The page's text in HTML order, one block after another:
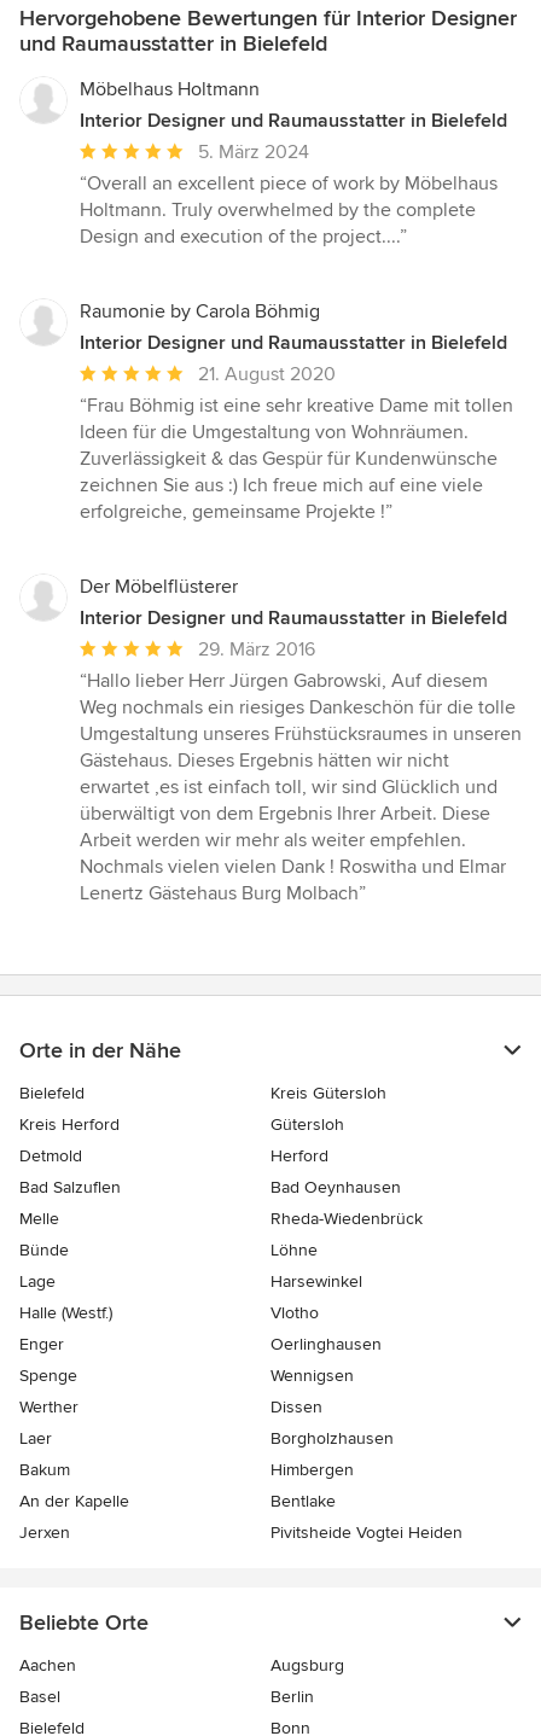
Hervorgehobene Bewertungen für Interior Designer
und Raumausstatter in Bielefeld
Möbelhaus Holtmann
Interior Designer und Raumausstatter in Bielefeld
Durchschnittliche
Bewertung:
5
von
5. März 2024
“Overall an excellent piece of work by Möbelhaus
Holtmann. Truly overwhelmed by the complete
Design and execution of the project....”
Raumonie by Carola Böhmig
Interior Designer und Raumausstatter in Bielefeld
Durchschnittliche
Bewertung:
5
von
5
Sternen
21. August 2020
“Frau Böhmig ist eine sehr kreative Dame mit tollen
Ideen für die Umgestaltung von Wohnräumen.
Zuverlässigkeit & das Gespür für Kundenwünsche
zeichnen Sie aus :) Ich freue mich auf eine viele
erfolgreiche, gemeinsame Projekte !”
Der Möbelflüsterer
Interior Designer und Raumausstatter in Bielefeld
Durchschnittliche
Bewertung:
5
von
5
Sternen
29. März 2016
“Hallo lieber Herr Jürgen Gabrowski, Auf diesem
Weg nochmals ein riesiges Dankeschön für die tolle
Umgestaltung unseres Frühstücksraumes in unseren
Gästehaus. Dieses Ergebnis hätten wir nicht
erwartet ,es ist einfach toll, wir sind Glücklich und
überwältigt von dem Ergebnis Ihrer Arbeit. Diese
Arbeit werden wir mehr als weiter empfehlen.
Nochmals vielen vielen Dank ! Roswitha und Elmar
Lenertz Gästehaus Burg Molbach”
Orte in der Nähe
Bielefeld
Kreis Gütersloh
Kreis Herford
Gütersloh
Detmold
Herford
Bad Salzuflen
Bad Oeynhausen
Melle
Rheda-Wiedenbrück
Bünde
Löhne
Lage
Harsewinkel
Halle (Westf.)
Vlotho
Enger
Oerlinghausen
Spenge
Wennigsen
Werther
Dissen
Laer
Borgholzhausen
Bakum
Himbergen
An der Kapelle
Bentlake
Jerxen
Pivitsheide Vogtei Heiden
Beliebte Orte
Aachen
Augsburg
Basel
Berlin
Bielefeld
Bonn